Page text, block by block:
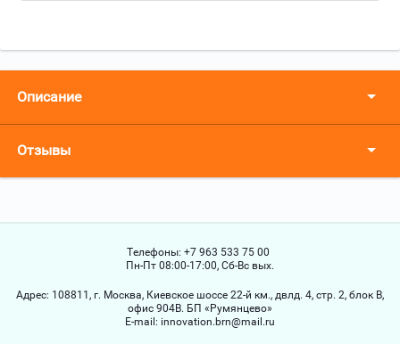
Описание
Отзывы
Телефоны: +7 963 533 75 00
Пн-Пт 08:00-17:00, Сб-Вс вых.
Адрес: 108811, г. Москва, Киевское шоссе 22-й км., двлд. 4, стр. 2, блок В,
офис 904В. БП «Румянцево»
Е-mail: innovation.brn@mail.ru